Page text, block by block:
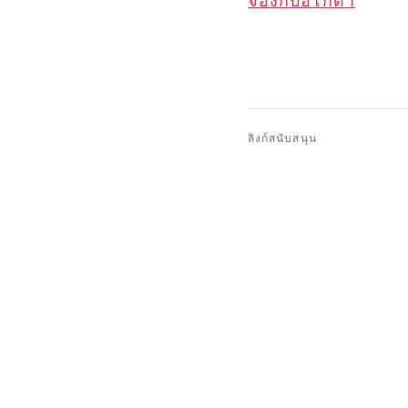
ลิงก์สนับสนุน